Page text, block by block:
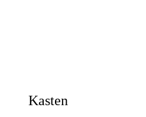
Kasten